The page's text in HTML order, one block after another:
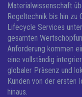
Materialwissenschaft
Regeltechnik bis hin zu
Lifecycle Services
gesamten
Anforderung kommen
eine vollständig
globaler Präsenz und
Kunden von der ersten
hinaus.